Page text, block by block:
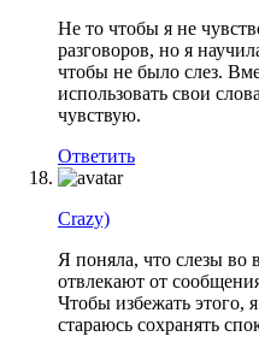
Не то чтобы я не
разговоров, но я
чтобы не было слез.
использовать свои
чувствую.
Ответить
Crazy)
Я поняла, что слезы во
отвлекают от
Чтобы избежать этого,
стараюсь сохранять